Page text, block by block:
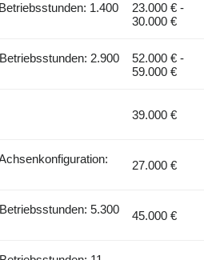
1.400
23.000 € -
30.000 €
2.900
52.000 € -
59.000 €
39.000 €
27.000 €
5.300
45.000 €